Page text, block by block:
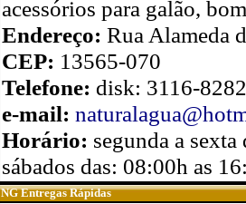
acessórios para galão,
Endereço: Rua Alameda
CEP: 13565-070
Telefone: disk: 3116-
e-mail:
Horário: segunda a
sábados das: 08:00h as
NG Entregas Rápidas